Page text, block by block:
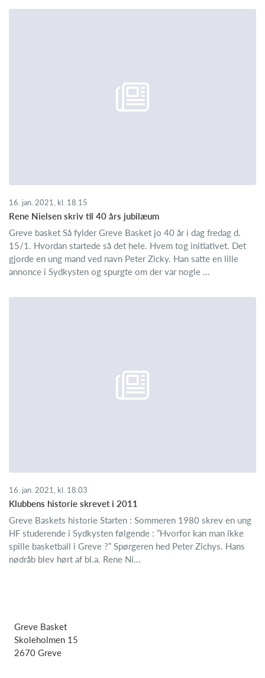
16. jan. 2021, kl. 18.15
Rene Nielsen skriv til 40 års jubilæum
Greve basket Så fylder Greve Basket jo 40 år i dag fredag d.
15/1. Hvordan startede så det hele. Hvem tog initiativet. Det
gjorde en ung mand ved navn Peter Zicky. Han satte en lille
annonce i Sydkysten og spurgte om der var nogle ...
16. jan. 2021, kl. 18.03
Klubbens historie skrevet i 2011
Greve Baskets historie Starten : Sommeren 1980 skrev en ung
HF studerende i Sydkysten følgende : ”Hvorfor kan man ikke
spille basketball i Greve ?” Spørgeren hed Peter Zichys. Hans
nødråb blev hørt af bl.a. Rene Ni...
Greve Basket
Skoleholmen 15
2670 Greve